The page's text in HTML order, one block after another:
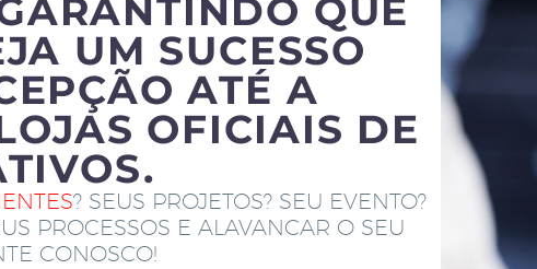
QUE
UM SUCESSO
ATÉ A
OFICIAIS DE
? SEUS PROJETOS? SEU EVENTO?
PROCESSOS E ALAVANCAR O SEU
CONOSCO!